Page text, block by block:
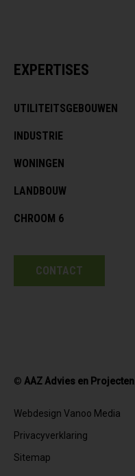
EXPERTISES
UTILITEITSGEBOUWEN
INDUSTRIE
WONINGEN
LANDBOUW
CHROOM 6
CONTACT
© AAZ Advies en Projecten
Webdesign Vanoo Media
Privacyverklaring
Sitemap